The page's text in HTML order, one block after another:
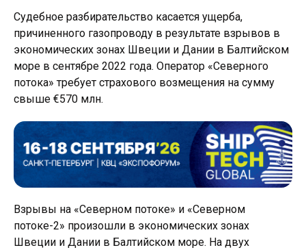
Судебное разбирательство касается ущерба,
причиненного газопроводу в результате взрывов в
экономических зонах Швеции и Дании в Балтийском
море в сентябре 2022 года. Оператор «Северного
потока» требует страхового возмещения на сумму
свыше €570 млн.
Взрывы на «Северном потоке» и «Северном
потоке-2» произошли в экономических зонах
Швеции и Дании в Балтийском море. На двух